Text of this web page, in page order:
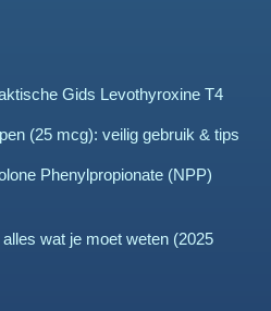
Gids Levothyroxine T4
(25 mcg): veilig gebruik & tips
Phenylpropionate (NPP)
wat je moet weten (2025